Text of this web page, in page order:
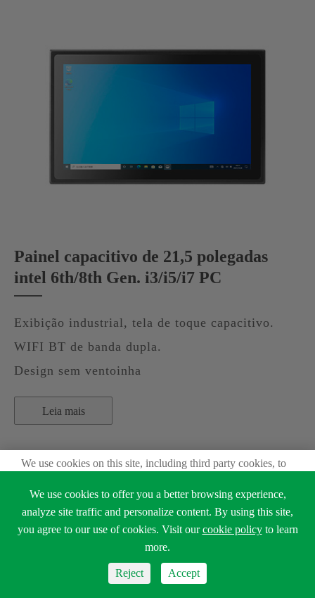
Painel capacitivo de 21,5 polegadas
intel 6th/8th Gen. i3/i5/i7 PC
Exibição industrial, tela de toque capacitivo.
WIFI BT de banda dupla.
Design sem ventoinha
Leia mais
We use cookies on this site, including third party cookies, to
We use cookies to offer you a better browsing experience,
analyze site traffic and personalize content. By using this site,
you agree to our use of cookies. Visit ourcookie policyto learn
more.
Reject Accept